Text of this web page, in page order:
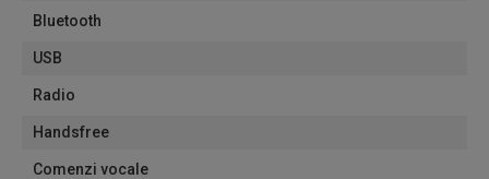
Bluetooth
USB
Radio
Handsfree
Comenzi vocale